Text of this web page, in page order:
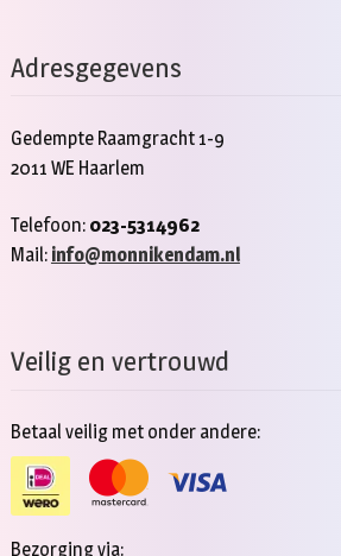
Adresgegevens
Gedempte Raamgracht 1-9
2011 WE Haarlem
Telefoon: 023-5314962
Mail: info@monnikendam.nl
Veilig en vertrouwd
Betaal veilig met onder andere:
Bezorging via: